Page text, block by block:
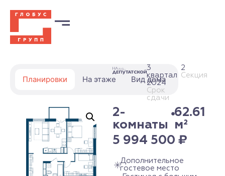
Планировки На этаже Вид дома
3
квартал
2024
Срок
сдачи
2
Секция
2-
комнаты
62.61
м²
5 994 500 ₽
Дополнительное
гостевое место